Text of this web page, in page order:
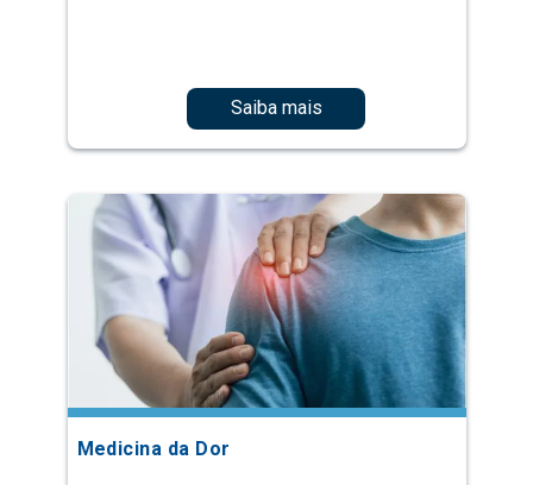
Saiba mais
Medicina da Dor